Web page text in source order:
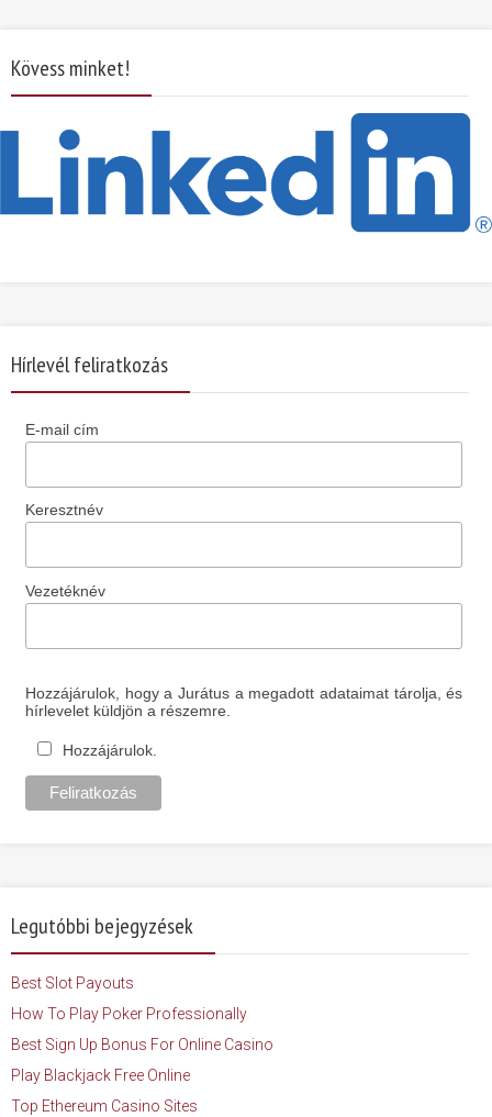
Kövess minket!
Hírlevél feliratkozás
E-mail cím
Keresztnév
Vezetéknév
Hozzájárulok, hogy a Jurátus a megadott adataimat tárolja, és
hírlevelet küldjön a részemre.
Hozzájárulok.
Legutóbbi bejegyzések
Best Slot Payouts
How To Play Poker Professionally
Best Sign Up Bonus For Online Casino
Play Blackjack Free Online
Top Ethereum Casino Sites